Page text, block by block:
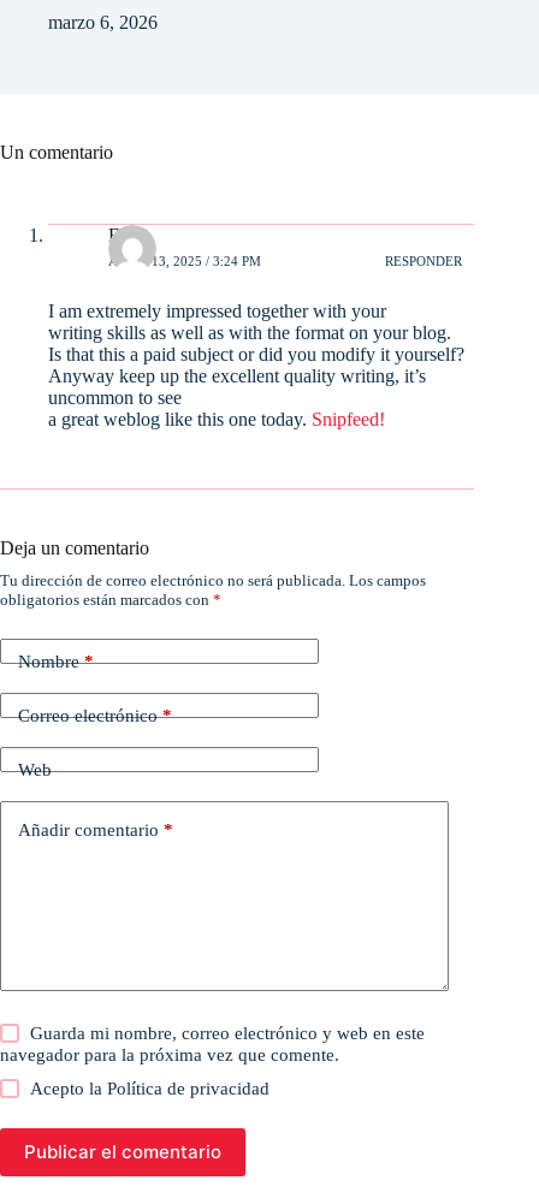
marzo 6, 2026
Un comentario
Elliot
ABRIL 13, 2025 / 3:24 PM RESPONDER
I am extremely impressed together with your
writing skills as well as with the format on your blog.
Is that this a paid subject or did you modify it yourself?
Anyway keep up the excellent quality writing, it’s
uncommon to see
a great weblog like this one today. Snipfeed!
Deja un comentario
Tu dirección de correo electrónico no será publicada. Los campos
obligatorios están marcados con *
Nombre*
Correo electrónico*
Web
Añadir comentario *
Guarda mi nombre, correo electrónico y web en este
navegador para la próxima vez que comente.
Acepto laPolítica de privacidad
Publicar el comentario